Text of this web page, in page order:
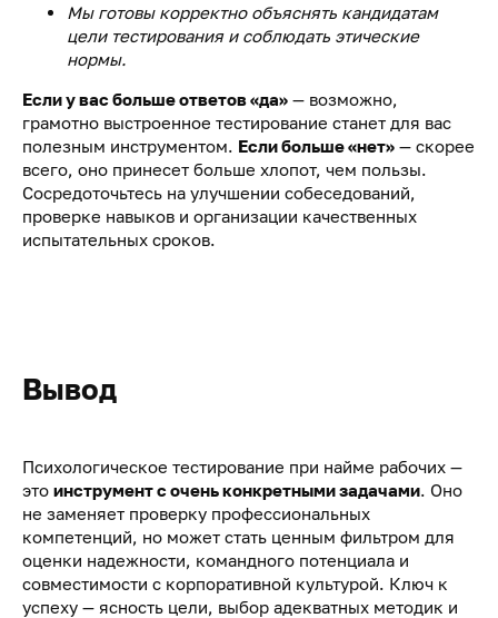
Мы готовы корректно объяснять кандидатам
цели тестирования и соблюдать этические
нормы.
Если у вас больше ответов «да» — возможно,
грамотно выстроенное тестирование станет для вас
полезным инструментом. Если больше «нет» — скорее
всего, оно принесет больше хлопот, чем пользы.
Сосредоточьтесь на улучшении собеседований,
проверке навыков и организации качественных
испытательных сроков.
Вывод
Психологическое тестирование при найме рабочих —
это инструмент с очень конкретными задачами. Оно
не заменяет проверку профессиональных
компетенций, но может стать ценным фильтром для
оценки надежности, командного потенциала и
совместимости с корпоративной культурой. Ключ к
успеху — ясность цели, выбор адекватных методик и